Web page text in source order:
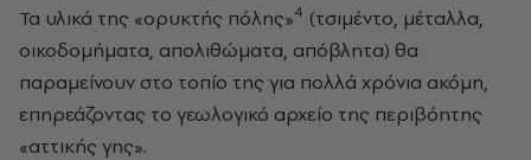
Τα υλικά της «ορυκτής πόλης»4 (τσιμέντο, μέταλλα,
οικοδομήματα, απολιθώματα, απόβλητα) θα
παραμείνουν στο τοπίο της για πολλά χρόνια ακόμη,
επηρεάζοντας το γεωλογικό αρχείο της περιβόητης
«αττικής γης».